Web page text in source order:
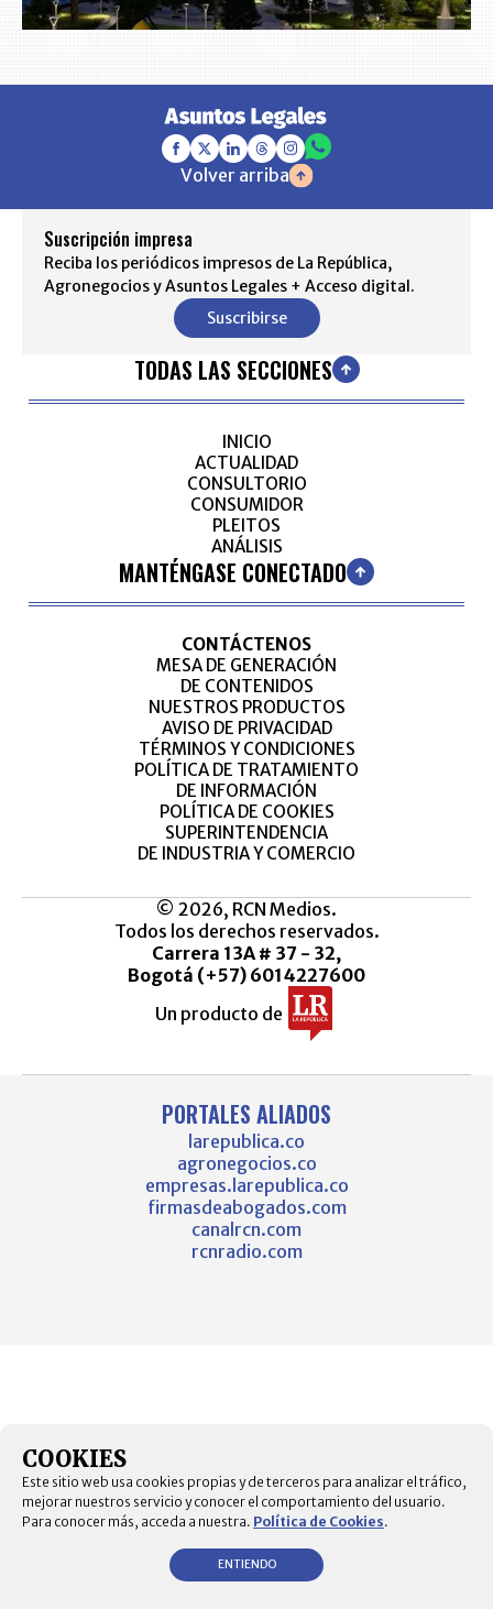
Volver arriba
Suscripción impresa
Reciba los periódicos impresos de La República,
Agronegocios y Asuntos Legales + Acceso digital.
Suscribirse
TODAS LAS SECCIONES
INICIO
ACTUALIDAD
CONSULTORIO
CONSUMIDOR
PLEITOS
ANÁLISIS
MANTÉNGASE CONECTADO
CONTÁCTENOS
MESA DE GENERACIÓN
DE CONTENIDOS
NUESTROS PRODUCTOS
AVISO DE PRIVACIDAD
TÉRMINOS Y CONDICIONES
POLÍTICA DE TRATAMIENTO
DE INFORMACIÓN
POLÍTICA DE COOKIES
SUPERINTENDENCIA
DE INDUSTRIA Y COMERCIO
© 2026, RCN Medios.
Todos los derechos reservados.
Carrera 13A # 37 - 32,
Bogotá (+57) 6014227600
Un producto de
PORTALES ALIADOS
larepublica.co
agronegocios.co
empresas.larepublica.co
firmasdeabogados.com
canalrcn.com
rcnradio.com
COOKIES
Este sitio web usa cookies propias y de terceros para analizar el tráfico,
mejorar nuestros servicio y conocer el comportamiento del usuario.
Para conocer más, acceda a nuestra. Política de Cookies.
ENTIENDO